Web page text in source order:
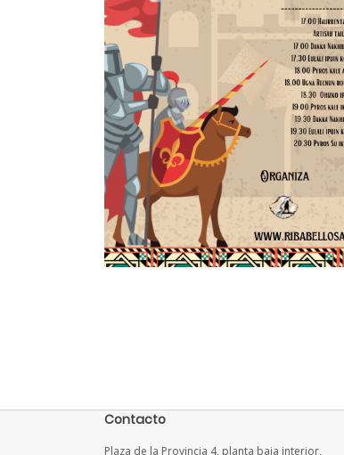
Contacto
Plaza de la Provincia 4, planta baja interior,